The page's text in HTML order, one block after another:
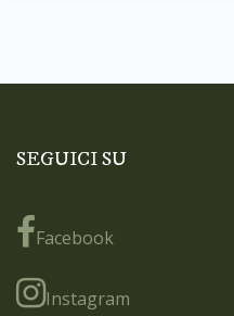
SEGUICI SU
Facebook
Instagram